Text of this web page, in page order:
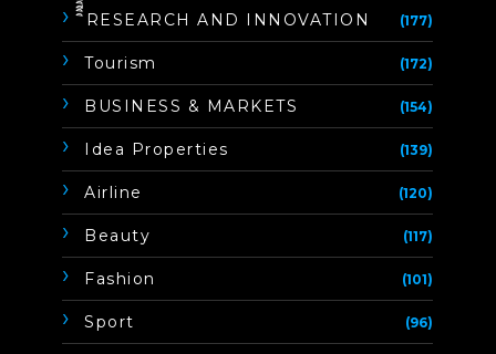
ิิีิิิิิRESEARCH AND INNOVATION (177)
Tourism (172)
BUSINESS & MARKETS (154)
Idea Properties (139)
Airline (120)
Beauty (117)
Fashion (101)
Sport (96)